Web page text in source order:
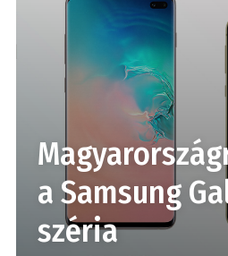
a Samsung
széria